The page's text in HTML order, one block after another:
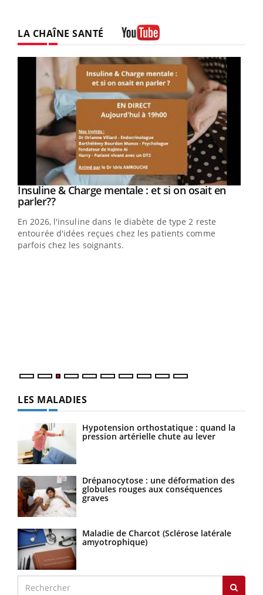
LA CHAÎNE SANTÉ
Youtube
Insuline & Charge mentale : et si on osait en
parler??Youtube
En 2026, l'insuline dans le diabète de type 2 reste
entourée d'idées reçues chez les patients comme
parfois chez les soignants.
Youtube
Eczéma Chronique des Mains : se préparer
pour l’été ! Youtube
L'été arrive… et avec lui, un tout nouveau rythme de vie !
Vacances, plage, piscine, soleil, activités en plein air…
Nos mains sont ...
LES MALADIES
Hypotension orthostatique : quand la
pression artérielle chute au lever
Drépanocytose : une déformation des
globules rouges aux conséquences
graves
Maladie de Charcot (Sclérose latérale
amyotrophique)